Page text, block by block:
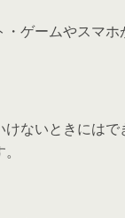
ゲームやスマホ
けないときにはで